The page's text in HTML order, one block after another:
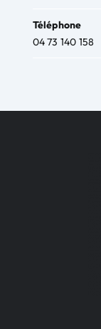
Téléphone
04 73 140 158